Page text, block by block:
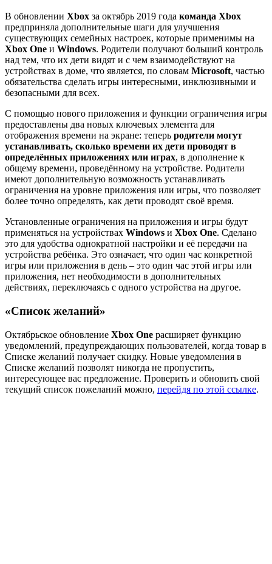
В обновлении Xbox за октябрь 2019 года команда Xbox
предприняла дополнительные шаги для улучшения
существующих семейных настроек, которые применимы на
Xbox One и Windows. Родители получают больший контроль
над тем, что их дети видят и с чем взаимодействуют на
устройствах в доме, что является, по словам Microsoft, частью
обязательства сделать игры интересными, инклюзивными и
безопасными для всех.
С помощью нового приложения и функции ограничения игры
предоставлены два новых ключевых элемента для
отображения времени на экране: теперь родители могут
устанавливать, сколько времени их дети проводят в
определённых приложениях или играх, в дополнение к
общему времени, проведённому на устройстве. Родители
имеют дополнительную возможность устанавливать
ограничения на уровне приложения или игры, что позволяет
более точно определять, как дети проводят своё время.
Установленные ограничения на приложения и игры будут
применяться на устройствах Windows и Xbox One. Сделано
это для удобства однократной настройки и её передачи на
устройства ребёнка. Это означает, что один час конкретной
игры или приложения в день – это один час этой игры или
приложения, нет необходимости в дополнительных
действиях, переключаясь с одного устройства на другое.
«Список желаний»
Октябрьское обновление Xbox One расширяет функцию
уведомлений, предупреждающих пользователей, когда товар в
Списке желаний получает скидку. Новые уведомления в
Списке желаний позволят никогда не пропустить,
интересующее вас предложение. Проверить и обновить свой
текущий список пожеланий можно, перейдя по этой ссылке.